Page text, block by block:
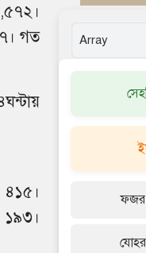
গত
৪১৫।
১৯৩।
ফজর
যোহর